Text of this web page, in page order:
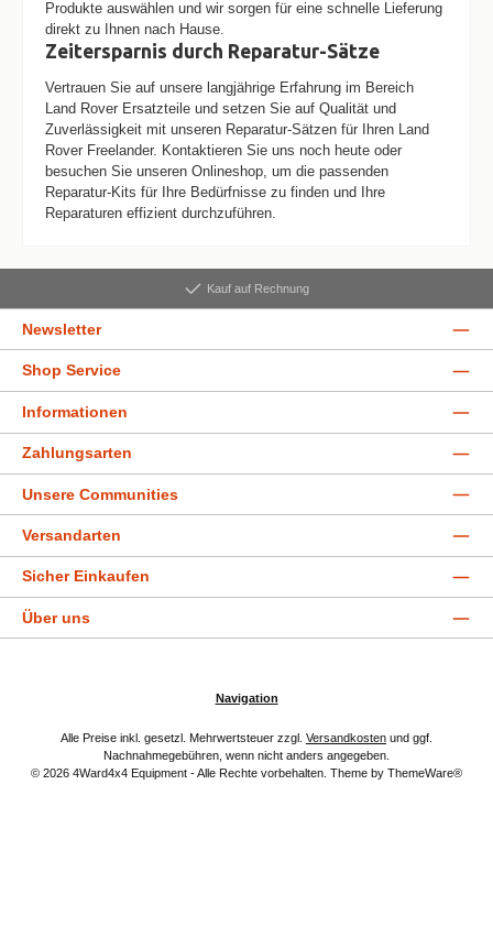
Produkte auswählen und wir sorgen für eine schnelle Lieferung
direkt zu Ihnen nach Hause.
Zeitersparnis durch Reparatur-Sätze
Vertrauen Sie auf unsere langjährige Erfahrung im Bereich
Land Rover Ersatzteile und setzen Sie auf Qualität und
Zuverlässigkeit mit unseren Reparatur-Sätzen für Ihren Land
Rover Freelander. Kontaktieren Sie uns noch heute oder
besuchen Sie unseren Onlineshop, um die passenden
Reparatur-Kits für Ihre Bedürfnisse zu finden und Ihre
Reparaturen effizient durchzuführen.
Kauf auf Rechnung
Newsletter
Shop Service
Informationen
Zahlungsarten
Unsere Communities
Versandarten
Sicher Einkaufen
Über uns
Navigation
Alle Preise inkl. gesetzl. Mehrwertsteuer zzgl. Versandkosten und ggf.
Nachnahmegebühren, wenn nicht anders angegeben.
© 2026 4Ward4x4 Equipment - Alle Rechte vorbehalten. Theme by ThemeWare®